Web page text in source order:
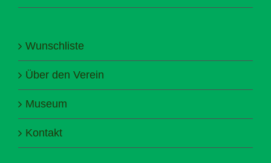
Wunschliste
Über den Verein
Museum
Kontakt